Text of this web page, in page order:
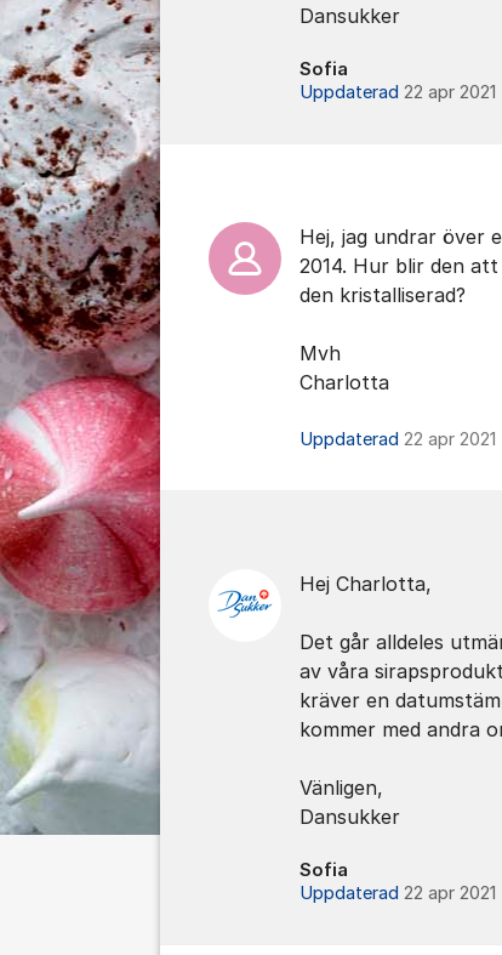
Dansukker
Sofia
Uppdaterad 22 apr 2021
Hej, jag undrar över
2014. Hur blir den
den kristalliserad?
Mvh
Charlotta
Uppdaterad 22 apr 2021
Hej Charlotta,
Det går alldeles
av våra
kräver en
kommer med andra
Vänligen,
Dansukker
Sofia
Uppdaterad 22 apr 2021